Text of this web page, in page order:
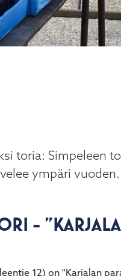
toria: Simpeleen
ympäri vuoden.
-
12) on "Karjalan